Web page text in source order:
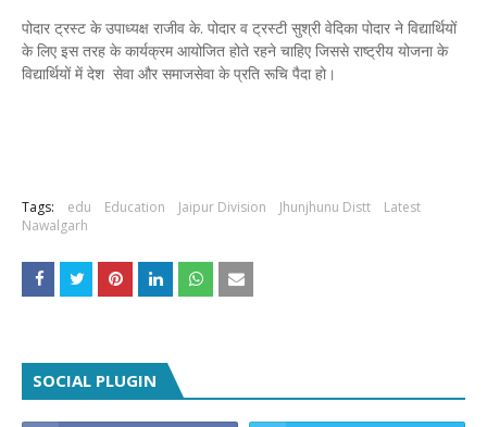
पोदार ट्रस्ट के उपाध्यक्ष राजीव के. पोदार व ट्रस्टी सुश्री वेदिका पोदार ने विद्यार्थियों
के लिए इस तरह के कार्यक्रम आयोजित होते रहने चाहिए जिससे राष्ट्रीय योजना के
विद्यार्थियों में देश सेवा और समाजसेवा के प्रति रूचि पैदा हो।
Tags: edu Education Jaipur Division Jhunjhunu Distt
Latest
Nawalgarh
SOCIAL PLUGIN